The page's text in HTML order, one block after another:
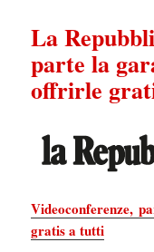
La
parte la
offrirle
Videoconferenze,
gratis a tutti